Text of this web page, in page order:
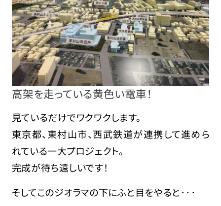
高架を走っている黄色い電車！
見ているだけでワクワクします。
東京都、東村山市、西武鉄道が連携して進めら
れている一大プロジェクト。
完成が待ち遠しいです！
そしてこのジオラマの下にふと目をやると･･･